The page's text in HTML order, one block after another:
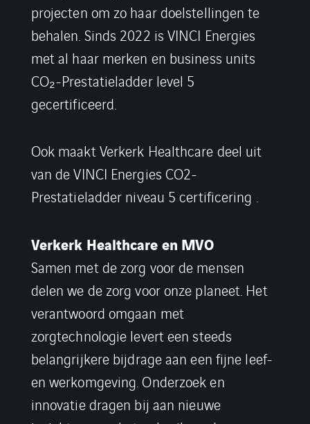
projecten om zo haar doelstellingen te
behalen. Sinds 2022 is VINCI Energies
met al haar merken en business units
CO₂-Prestatieladder level 5
gecertificeerd.
Ook maakt Verkerk Healthcare deel uit
van de VINCI Energies CO2-
Prestatieladder niveau 5 certificering .
Verkerk Healthcare en MVO
Samen met de zorg voor de mensen
delen we de zorg voor onze planeet. Het
verantwoord omgaan met
zorgtechnologie levert een steeds
belangrijkere bijdrage aan een fijne leef-
en werkomgeving. Onderzoek en
innovatie dragen bij aan nieuwe